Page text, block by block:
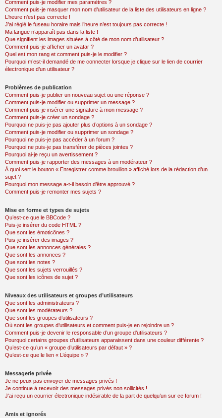
Comment puis-je modifier mes paramètres ?
Comment puis-je masquer mon nom d’utilisateur de la liste des utilisateurs en ligne ?
L’heure n’est pas correcte !
J’ai réglé le fuseau horaire mais l’heure n’est toujours pas correcte !
Ma langue n’apparaît pas dans la liste !
Que signifient les images situées à côté de mon nom d’utilisateur ?
Comment puis-je afficher un avatar ?
Quel est mon rang et comment puis-je le modifier ?
Pourquoi m’est-il demandé de me connecter lorsque je clique sur le lien de courrier
électronique d’un utilisateur ?
Problèmes de publication
Comment puis-je publier un nouveau sujet ou une réponse ?
Comment puis-je modifier ou supprimer un message ?
Comment puis-je insérer une signature à mon message ?
Comment puis-je créer un sondage ?
Pourquoi ne puis-je pas ajouter plus d’options à un sondage ?
Comment puis-je modifier ou supprimer un sondage ?
Pourquoi ne puis-je pas accéder à un forum ?
Pourquoi ne puis-je pas transférer de pièces jointes ?
Pourquoi ai-je reçu un avertissement ?
Comment puis-je rapporter des messages à un modérateur ?
À quoi sert le bouton « Enregistrer comme brouillon » affiché lors de la rédaction d’un
sujet ?
Pourquoi mon message a-t-il besoin d’être approuvé ?
Comment puis-je remonter mes sujets ?
Mise en forme et types de sujets
Qu’est-ce que le BBCode ?
Puis-je insérer du code HTML ?
Que sont les émoticônes ?
Puis-je insérer des images ?
Que sont les annonces générales ?
Que sont les annonces ?
Que sont les notes ?
Que sont les sujets verrouillés ?
Que sont les icônes de sujet ?
Niveaux des utilisateurs et groupes d’utilisateurs
Que sont les administrateurs ?
Que sont les modérateurs ?
Que sont les groupes d’utilisateurs ?
Où sont les groupes d’utilisateurs et comment puis-je en rejoindre un ?
Comment puis-je devenir le responsable d’un groupe d’utilisateurs ?
Pourquoi certains groupes d’utilisateurs apparaissent dans une couleur différente ?
Qu’est-ce qu’un « groupe d’utilisateurs par défaut » ?
Qu’est-ce que le lien « L’équipe » ?
Messagerie privée
Je ne peux pas envoyer de messages privés !
Je continue à recevoir des messages privés non sollicités !
J’ai reçu un courrier électronique indésirable de la part de quelqu’un sur ce forum !
Amis et ignorés